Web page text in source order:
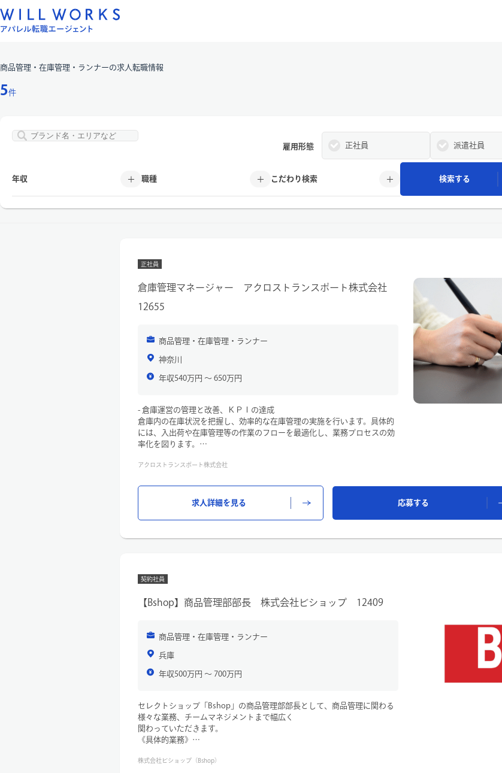
コ
ン
ツ
へ
商品管理・在庫管理・ランナーの求人転職情報
5件
雇用形態 正社員 派遣社員
年収 職種 こだわり検索
正社員
倉庫管理マネージャー アクロストランスポート株式会社
12655
商品管理・在庫管理・ランナー
神奈川
年収540万円 〜 650万円
- 倉庫運営の管理と改善、ＫＰＩの達成
倉庫内の在庫状況を把握し、効率的な在庫管理の実施を行います。具体的
には、入出荷や在庫管理等の作業のフローを最適化し、業務プロセスの効
率化を図ります。
倉庫スタッフの指導・育成を行い、業務の円滑な運営をサポートします。
します。
- 提案力を活かした業務改善
ます。
アクロストランスポート株式会社
求人詳細を見る 応募する
契約社員
【Bshop】商品管理部部長 株式会社ビショップ 12409
商品管理・在庫管理・ランナー
兵庫
年収500万円 〜 700万円
セレクトショップ「Bshop」の商品管理部部長として、商品管理に関わる
様々な業務、チームマネジメントまで幅広く
関わっていただきます。
《具体的業務》
発生B品対応
株式会社ビショップ（Bshop）